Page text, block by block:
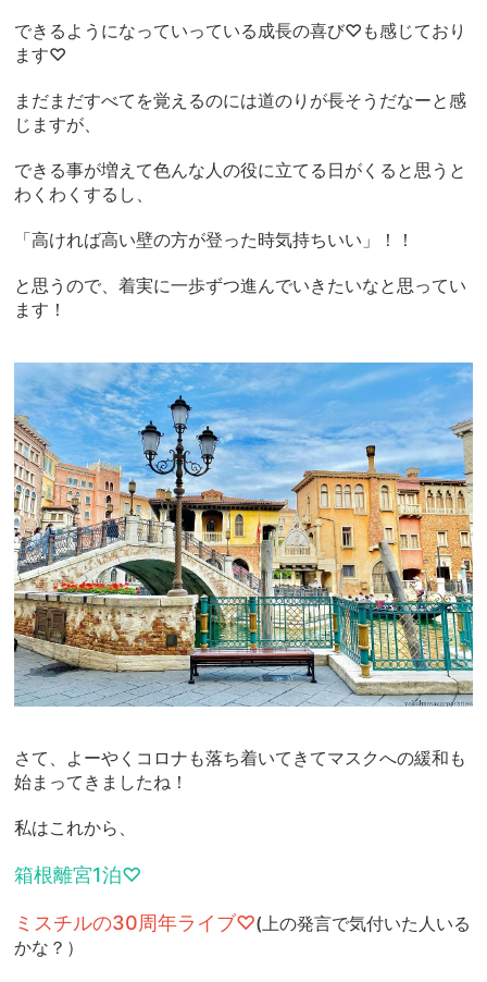
できるようになっていっている成長の喜び♡も感じており
ます♡
まだまだすべてを覚えるのには道のりが長そうだなーと感
じますが、
できる事が増えて色んな人の役に立てる日がくると思うと
わくわくするし、
「高ければ高い壁の方が登った時気持ちいい」！！
と思うので、着実に一歩ずつ進んでいきたいなと思ってい
ます！
さて、よーやくコロナも落ち着いてきてマスクへの緩和も
始まってきましたね！
私はこれから、
箱根離宮1泊♡
ミスチルの30周年ライブ♡(上の発言で気付いた人いる
かな？）